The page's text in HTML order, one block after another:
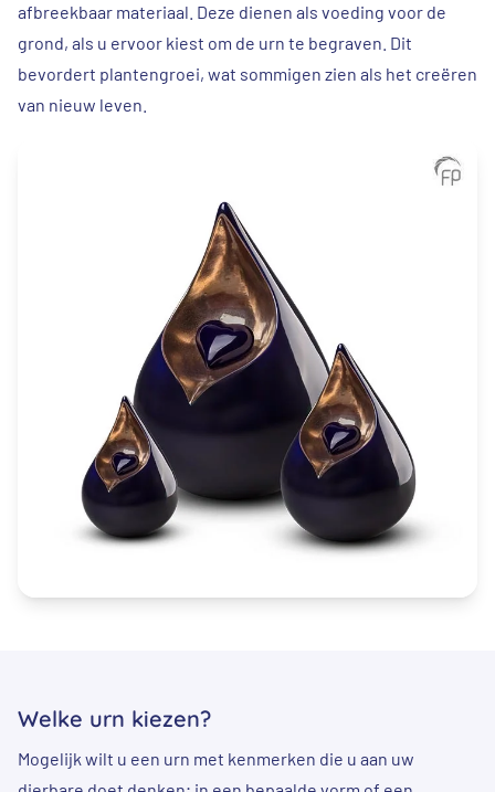
afbreekbaar materiaal. Deze dienen als voeding voor de
grond, als u ervoor kiest om de urn te begraven. Dit
bevordert plantengroei, wat sommigen zien als het creëren
van nieuw leven.
Welke urn kiezen?
Mogelijk wilt u een urn met kenmerken die u aan uw